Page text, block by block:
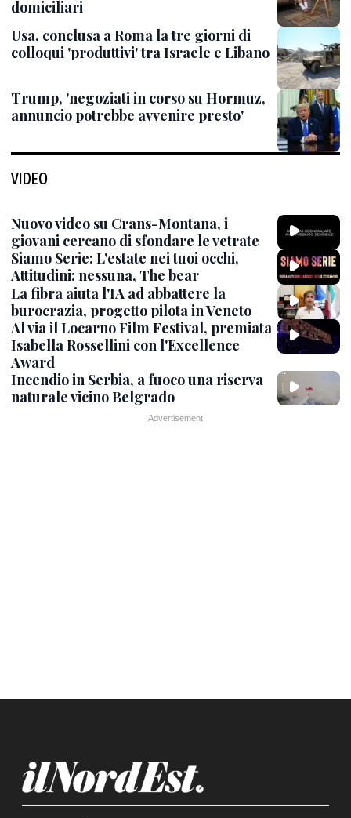
domiciliari
Usa, conclusa a Roma la tre giorni di
colloqui 'produttivi' tra Israele e Libano
Trump, 'negoziati in corso su Hormuz,
annuncio potrebbe avvenire presto'
VIDEO
Nuovo video su Crans-Montana, i
giovani cercano di sfondare le vetrate
Siamo Serie: L'estate nei tuoi occhi,
Attitudini: nessuna, The bear
La fibra aiuta l'IA ad abbattere la
burocrazia, progetto pilota in Veneto
Al via il Locarno Film Festival, premiata
Isabella Rossellini con l'Excellence
Award
Incendio in Serbia, a fuoco una riserva
naturale vicino Belgrado